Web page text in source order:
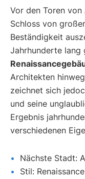
Vor den Toren
Schloss von
Beständigkeit
Jahrhunderte lang
Architekten
zeichnet sich
und seine
Ergebnis
verschiedenen
Nächste Stadt:
Stil: Renaissance